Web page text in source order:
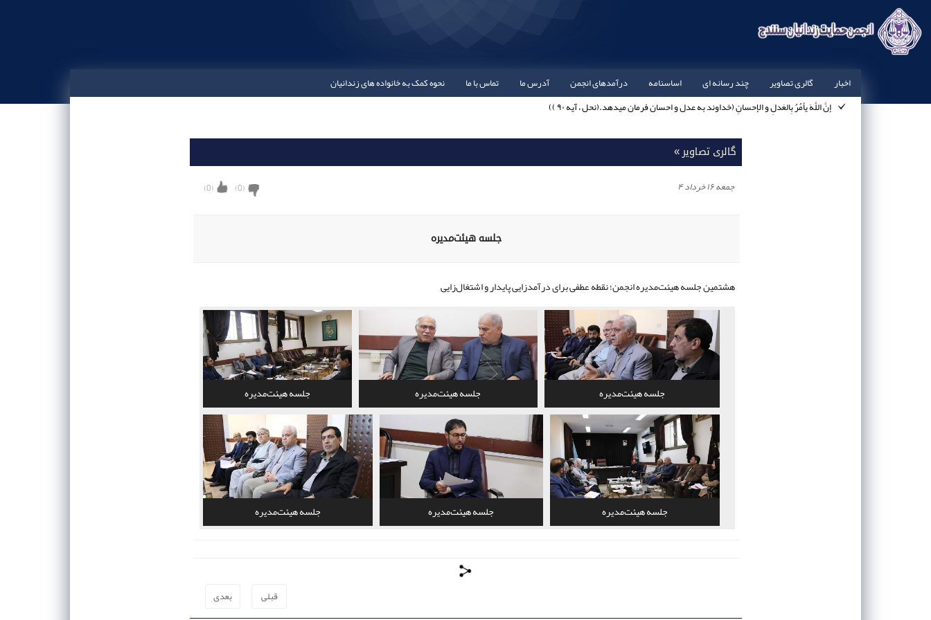
اخبار گالری تصاویر چند رسانه ای اساسنامه درآمدهای انجمن آدرس ما تماس با ما
نحوه کمک به خانواده های زندانیان
إنَّ اللَّهَ يأمُرُ بِالعَدلِ و الإحسانِ (خداوند به عدل و احسان فرمان مي‏دهد.(نحل ، آيه ۹۰ ))
امام علي‏ عليه السلام : طوبي لِمَن أحسَنَ إلَي الِعبادِ و تَزَوَّدَ لِلمَعادِ (خوشا به حال آن که به بندگان خدا نيکي کند و براي آخرت خود زاد و توشه برگيرد.)
پيامبرصلي الله عليه وآله : مَن عالَ يَتيماً حَتّي يَستَغنِيَ أوجَبَ اللَّهُ لَهُ بِذلکَ الجَنَّةَ (هر کس يتيمي را سرپرستي کند تا بي‏نياز شود ، خداوند ، در برابر ، بهشت را بر او واجب مي‏کند.)
گالری تصاویر»
جمعه ۱۶ خرداد ۴ (
0
) (
0
)
جلسه هیئت‌مدیره
هشتمین جلسه هیئت‌مدیره انجمن؛ نقطه عطفی برای درآمدزایی پایدار و اشتغال‌زایی
جلسه هیئت‌مدیره جلسه هیئت‌مدیره جلسه هیئت‌مدیره
جلسه هیئت‌مدیره جلسه هیئت‌مدیره جلسه هیئت‌مدیره
بعدی قبلی